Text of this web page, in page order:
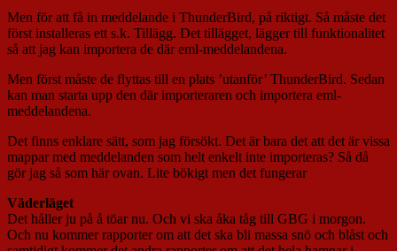
Men för att få in meddelande i ThunderBird, på riktigt. Så måste det
först installeras ett s.k. Tillägg. Det tillägget, lägger till funktionalitet
så att jag kan importera de där eml-meddelandena.
Men först måste de flyttas till en plats ’utanför’ ThunderBird. Sedan
kan man starta upp den där importeraren och importera eml-
meddelandena.
Det finns enklare sätt, som jag försökt. Det är bara det att det är vissa
mappar med meddelanden som helt enkelt inte importeras? Så då
gör jag så som här ovan. Lite bökigt men det fungerar
Väderläget
Det håller ju på å töar nu. Och vi ska åka tåg till GBG i morgon.
Och nu kommer rapporter om att det ska bli massa snö och blåst och